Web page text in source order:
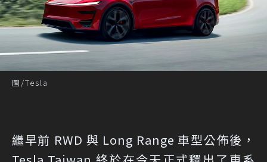
圖/Tesla
繼早前 RWD 與 Long Range 車型公佈後，